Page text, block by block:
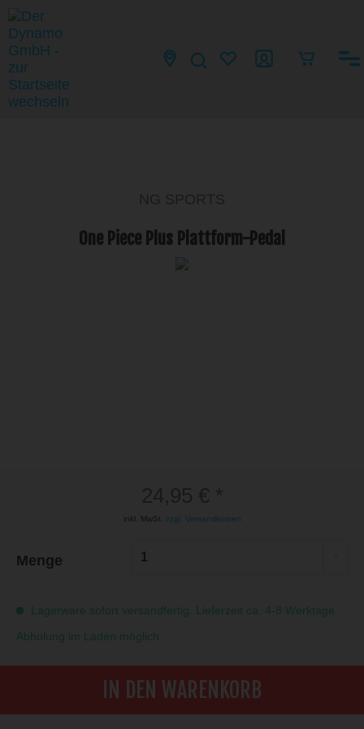
NG SPORTS
One Piece Plus Plattform-Pedal
inkl. MwSt. zzgl. Versandkosten
Menge
Lagerware sofort versandfertig. Lieferzeit ca. 4-8 Werktage.
Abholung im Laden möglich.
IN DEN WARENKORB